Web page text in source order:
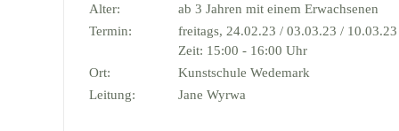
Alter:
ab 3 Jahren mit einem Erwachsenen
Termin:
freitags, 24.02.23 / 03.03.23 /
Zeit: 15:00 - 16:00 Uhr
Ort:
Kunstschule Wedemark
Leitung:
Jane Wyrwa